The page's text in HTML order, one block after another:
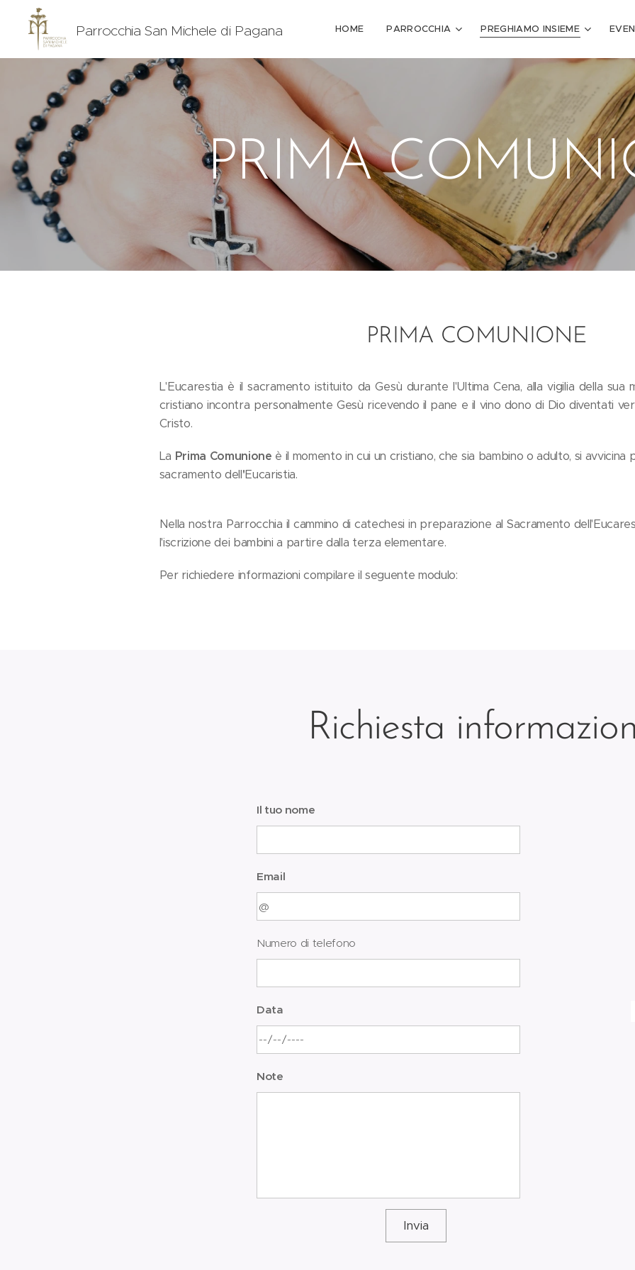
Parrocchia San Michele di Pagana HOME PARROCCHIA PREGHIAMO INSIEME
PRIMA
PRIMA COMUNIONE
L'Eucarestia è il sacramento istituito da Gesù durante l'Ultima Cena, alla vigilia della sua
cristiano incontra personalmente Gesù ricevendo il pane e il vino dono di Dio diventati
Cristo.
La Prima Comunione è il momento in cui un cristiano, che sia bambino o adulto, si avvicina
sacramento dell'Eucaristia.
Nella nostra Parrocchia il cammino di catechesi in preparazione al Sacramento
l'iscrizione dei bambini a partire dalla terza elementare.
Per richiedere informazioni compilare il seguente modulo:
Richiesta
Il tuo nome
Email
Numero di telefono
Data
Note
Invia